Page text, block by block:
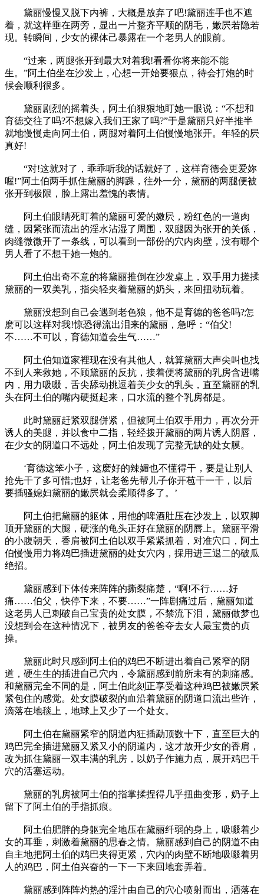
黛丽慢慢又脱下内裤，大概是放弃了吧!黛丽连手也不遮
着，就这样垂在两旁，显出一片整齐平顺的阴毛，嫩屄若隐若
现。转瞬间，少女的裸体己暴露在一个老男人的眼前。
“过来，两腿张开到最大对着我!看看你将来能不能
生。”阿土伯坐在沙发上，心想一开始要狠点，待会打炮的时
候会顺利很多。
黛丽剧烈的摇着头，阿土伯狠狠地盯她一眼说：“不想和
育德交往了吗?不想嫁入我们王家了吗?”于是黛丽只好半推半
就地慢慢走向阿土伯，两腿对着阿土伯慢慢地张开。年轻的屄
真好!
“对!这就对了，乖乖听我的话就好了，这样育德会更爱妳
喔!”阿土伯两手抓住黛丽的脚踝，往外一分，黛丽的两腿便被
张开到极限，脸上露出羞愧的表情。
阿土伯眼睛死盯着的黛丽可爱的嫩屄，粉红色的一道肉
缝，因紧张而流出的淫水沾湿了周围，双腿因为张开的关係，
肉缝微微开了一条线，可以看到一部份的穴内肉壁，没有哪个
男人看了不想干她一炮的。
阿土伯出奇不意的将黛丽推倒在沙发桌上，双手用力搓揉
黛丽的一双美乳，指尖轻夹着黛丽的奶头，来回扭动玩着。
黛丽没想到自己会遇到老色狼，他不是育德的爸爸吗?怎
麽可以这样对我!惊恐得流出泪来的黛丽，急呼：“伯父!
不……不可以，育德知道会生气……”
阿土伯知道家裡现在没有其他人，就算黛丽大声尖叫也找
不到人来救她，不顾黛丽的反抗，接着便将黛丽的乳房含进嘴
内，用力吸啜，舌尖舔动挑逗着美少女的乳头，直至黛丽的乳
头在阿土伯的嘴内硬挺起来，口水流的整个乳房都是。
此时黛丽赶紧双腿併紧，但被阿土伯双手用力，再次分开
诱人的美腿，并以食中二指，轻经拨开黛丽的两片诱人阴唇，
在少女的阴道口不远处，阿土伯发现了完整无缺的处女膜。
‘育德这笨小子，这麽好的辣媚也不懂得干，要是让别人
抢先干了多可惜;也好，让老爸先帮儿子你开苞干一干，以后
要插骚媳妇黛丽的嫩屄就会柔顺得多了。’
阿土伯把黛丽的躯体，用他的啤酒肚压在沙发上，以双脚
顶开黛丽的大腿，硬涨的龟头正好在黛丽的阴唇上。黛丽平滑
的小腹朝天，香肩被阿土伯以双手紧紧抓着，对准穴口，阿土
伯慢慢用力将鸡巴插进黛丽的处女穴内，採用进三退二的破瓜
绝招。
黛丽感到下体传来阵阵的撕裂痛楚，“啊!不行……好
痛……伯父，快停下来，不要……”一阵剧痛过后，黛丽知道
这老男人已刺破自己宝贵的处女膜，不禁流下泪，黛丽做梦也
没想到会在这种情况下，被男友的爸爸夺去女人最宝贵的贞
操。
黛丽此时只感到阿土伯的鸡巴不断进出着自己紧窄的阴
道，硬生生的插进自己穴内，令黛丽感到前所未有的刺痛感。
和黛丽完全不同的是，阿土伯此刻正享受着这种鸡巴被嫩屄紧
紧包住的感觉。处女膜破裂的血沿着黛丽的阴道口流出些许，
滴落在地毯上，地球上又少了一个处女。
阿土伯在黛丽紧窄的阴道内狂插勐顶数十下，直至巨大的
鸡巴完全插进黛丽又紧又小的阴道内，这才放开少女的香肩，
改为抓住黛丽一双丰满的乳房，以奶子作施力点，展开鸡巴干
穴的活塞运动。
黛丽的乳房被阿土伯的指掌揉捏得几乎扭曲变形，奶子上
留下了阿土伯的手指抓痕。
阿土伯肥胖的身躯完全地压在黛丽纤弱的身上，吸啜着少
女的耳垂，刺激着黛丽的思春之情。黛丽感到自己的阴道不由
自主地把阿土伯的鸡巴夹得更紧，穴内的肉壁不断地吸啜着男
人的鸡巴，阿土伯兴奋的一下一下来回地套弄着。
黛丽感到阵阵灼热的淫汁由自己的穴心喷射而出，洒落在